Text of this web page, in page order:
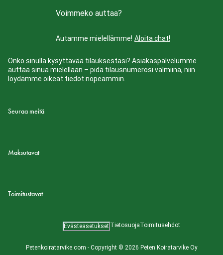
Voimmeko auttaa?
Autamme mielellämme! Aloita chat!
Onko sinulla kysyttävää tilauksestasi? Asiakaspalvelumme
auttaa sinua mielellään – pidä tilausnumerosi valmiina, niin
löydämme oikeat tiedot nopeammin.
Seuraa meitä
Maksutavat
Toimitustavat
Petenkoiratarvike.com - Copyright © 2026 Peten Koiratarvike Oy
Evästeasetukset TietosuojaToimitusehdot